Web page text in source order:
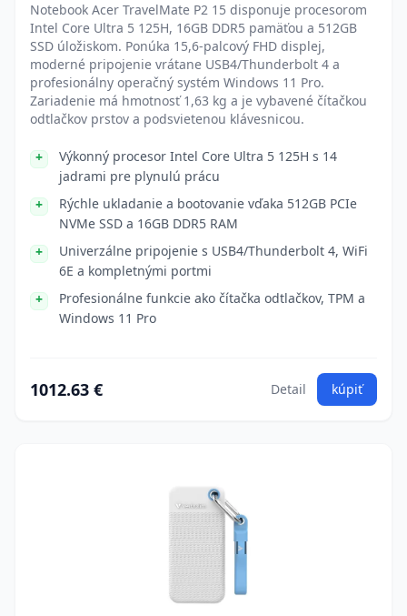
Notebook Acer TravelMate P2 15 disponuje procesorom
Intel Core Ultra 5 125H, 16GB DDR5 pamäťou a 512GB
SSD úložiskom. Ponúka 15,6-palcový FHD displej,
moderné pripojenie vrátane USB4/Thunderbolt 4 a
profesionálny operačný systém Windows 11 Pro.
Zariadenie má hmotnosť 1,63 kg a je vybavené čítačkou
odtlačkov prstov a podsvietenou klávesnicou.
Výkonný procesor Intel Core Ultra 5 125H s 14
jadrami pre plynulú prácu
Rýchle ukladanie a bootovanie vďaka 512GB PCIe
NVMe SSD a 16GB DDR5 RAM
Univerzálne pripojenie s USB4/Thunderbolt 4, WiFi
6E a kompletnými portmi
Profesionálne funkcie ako čítačka odtlačkov, TPM a
Windows 11 Pro
1012.63 € Detail kúpiť